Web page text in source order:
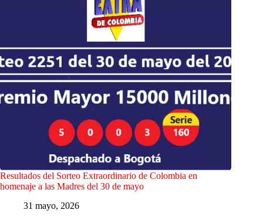
Resultados del Sorteo Extraordinario de Colombia en
homenaje a las Madres del 30 de mayo
31 mayo, 2026